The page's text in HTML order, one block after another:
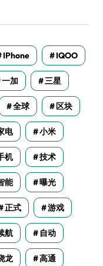
IPhone IQOO
一加 三星
全球 区块
电 小米
机 技术
能 曝光
正式 游戏
航 自动
龙 高通